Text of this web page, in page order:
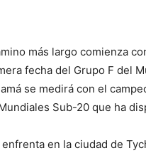
más largo comienza
fecha del Grupo F del
se medirá con el
Sub-20 que ha
en la ciudad de